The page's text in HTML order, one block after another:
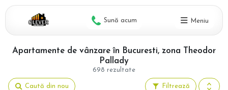
Sună acum Meniu
698 rezultate
Apartamente de vânzare în Bucuresti, zona Theodor
Pallady
Filtrează
Caută din nou